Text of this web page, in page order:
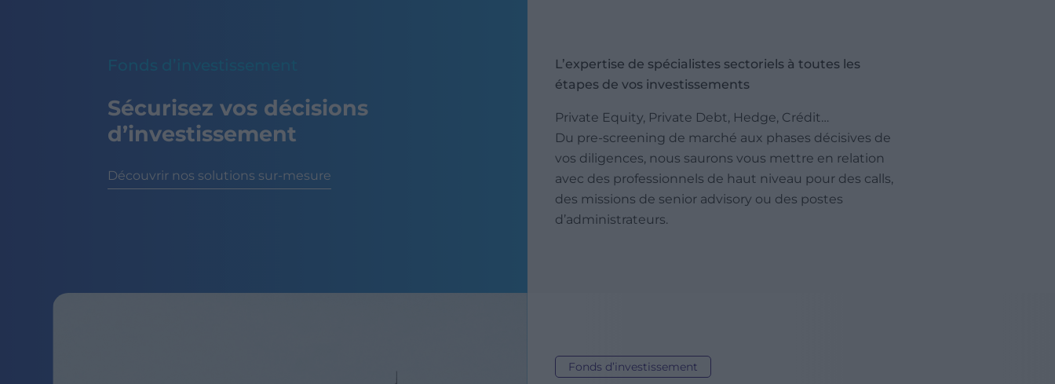
Sécurisez vos décisions
d’investissement
Découvrir nos solutions sur-mesure
L’expertise de spécialistes sectoriels à toutes les
étapes de vos investissements
Private Equity, Private Debt, Hedge, Crédit…
Du pre-screening de marché aux phases décisives de
vos diligences, nous saurons vous mettre en relation
avec des professionnels de haut niveau pour des calls,
des missions de senior advisory ou des postes
d’administrateurs.
Fonds d’investissement